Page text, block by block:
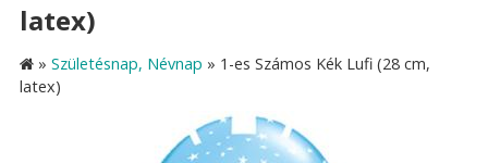
latex)
» Születésnap, Névnap » 1-es Számos Kék Lufi (28 cm,
latex)